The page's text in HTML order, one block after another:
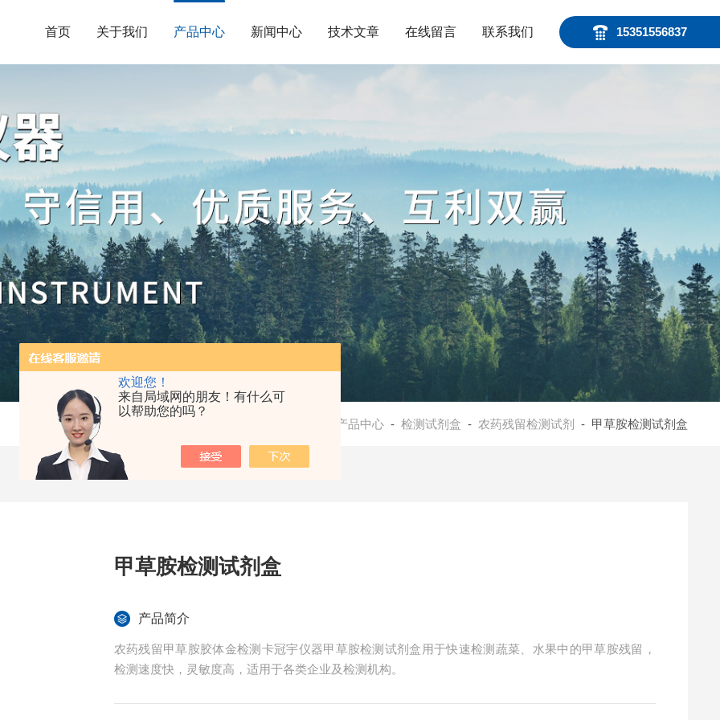
欢迎您！
来自局域网的朋友！有什么可
以帮助您的吗？
15351556837
首页 关于我们 产品中心 新闻中心 技术文章 在线留言 联系我们
产品中心- 检测试剂盒 - 农药残留检测试剂 - 甲草胺检测试剂盒
甲草胺检测试剂盒
产品简介
农药残留甲草胺胶体金检测卡冠宇仪器甲草胺检测试剂盒用于快速检测蔬菜、水果中的甲草胺残留，
检测速度快，灵敏度高，适用于各类企业及检测机构。